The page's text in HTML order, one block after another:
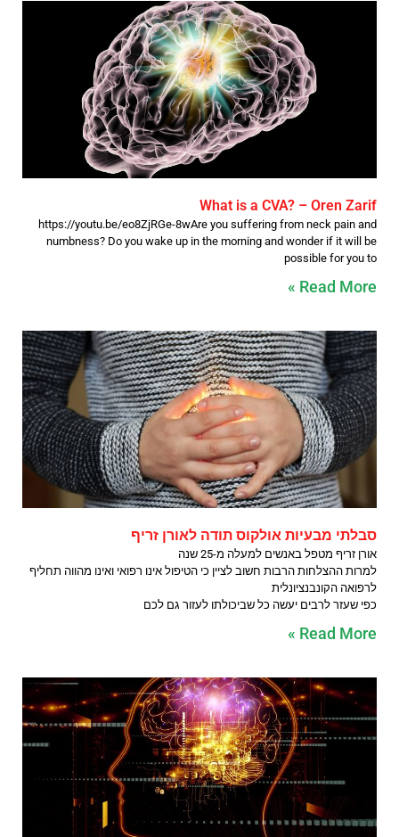
What is a CVA? – Oren Zarif
https://youtu.be/eo8ZjRGe-8wAre you suffering from neck pain and
numbness? Do you wake up in the morning and wonder if it will be
possible for you to
Read More »
סבלתי מבעיות אולקוס תודה לאורן זריף
אורן זריף מטפל באנשים למעלה מ-25 שנה
למרות ההצלחות הרבות חשוב לציין כי הטיפול אינו רפואי ואינו מהווה תחליף
לרפואה הקונבנציונלית
כפי שעזר לרבים יעשה כל שביכולתו לעזור גם לכם
Read More »